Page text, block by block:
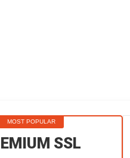
SSL